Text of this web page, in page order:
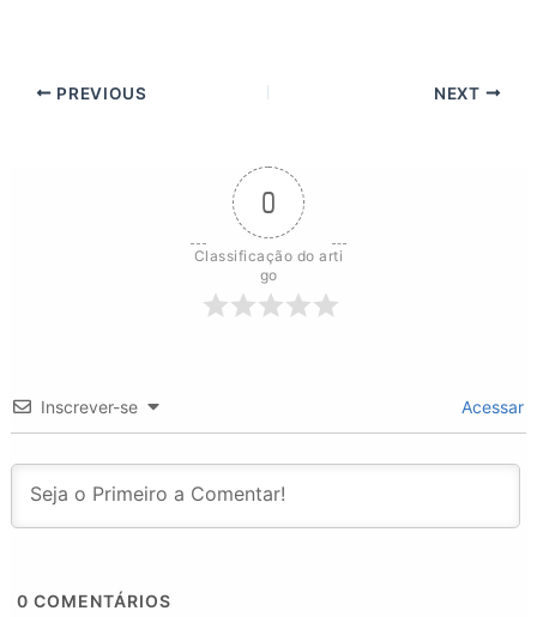
PREVIOUS NEXT
0
Classificação do arti
go
Inscrever-se Acessar
0 COMENTÁRIOS